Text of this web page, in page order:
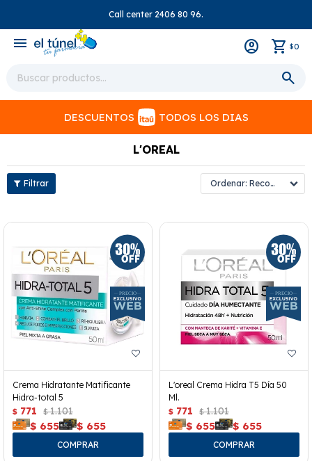
Call center 2406 80 96.
menu $0
DESCUENTOS TODOS LOS DIAS
L'OREAL
Recomendados
Crema Hidratante Matificante
Hidra-total 5
$ 771 $ 1.101
$ 655 $ 655
L'oreal Crema Hidra T5 Día 50
Ml.
$ 771 $ 1.101
$ 655 $ 655
close